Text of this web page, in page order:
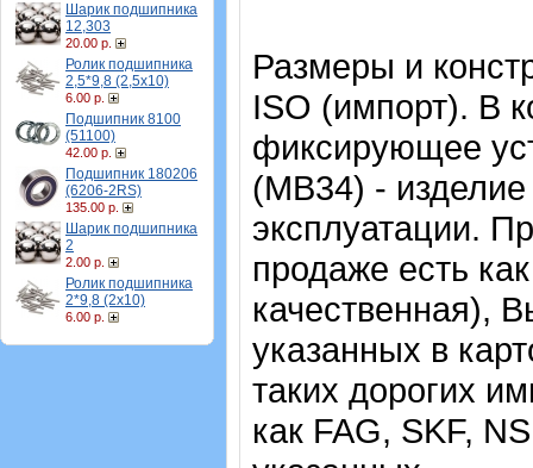
Шарик подшипника
12,303
20.00 р.
Ролик подшипника
2,5*9,8 (2,5х10)
6.00 р.
Подшипник 8100
(51100)
42.00 р.
Подшипник 180206
(6206-2RS)
135.00 р.
Шарик подшипника
2
2.00 р.
Ролик подшипника
2*9,8 (2х10)
6.00 р.
Размеры и
ISO (импорт). В
фиксирующее
(MB34) - изделие
эксплуатации.
продаже есть
качественная),
указанных в
таких дорогих
как FAG, SKF,